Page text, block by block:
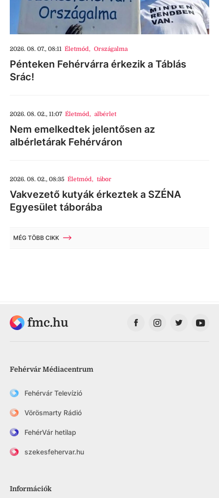
2026. 08. 07., 08:11 Életmód, Országalma
Pénteken Fehérvárra érkezik a Táblás
Srác!
2026. 08. 02., 11:07 Életmód, albérlet
Nem emelkedtek jelentősen az
albérletárak Fehérváron
2026. 08. 02., 08:35 Életmód, tábor
Vakvezető kutyák érkeztek a SZÉNA
Egyesület táborába
MÉG TÖBB CIKK
fmc.hu
Fehérvár Médiacentrum
Fehérvár Televízió
Vörösmarty Rádió
FehérVár hetilap
szekesfehervar.hu
Információk